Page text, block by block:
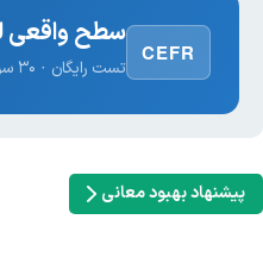
CEFR
سطح واقعی
تست رایگان · ۳۰ سوال · نتیجه فوری
پیشنهاد بهبود معانی